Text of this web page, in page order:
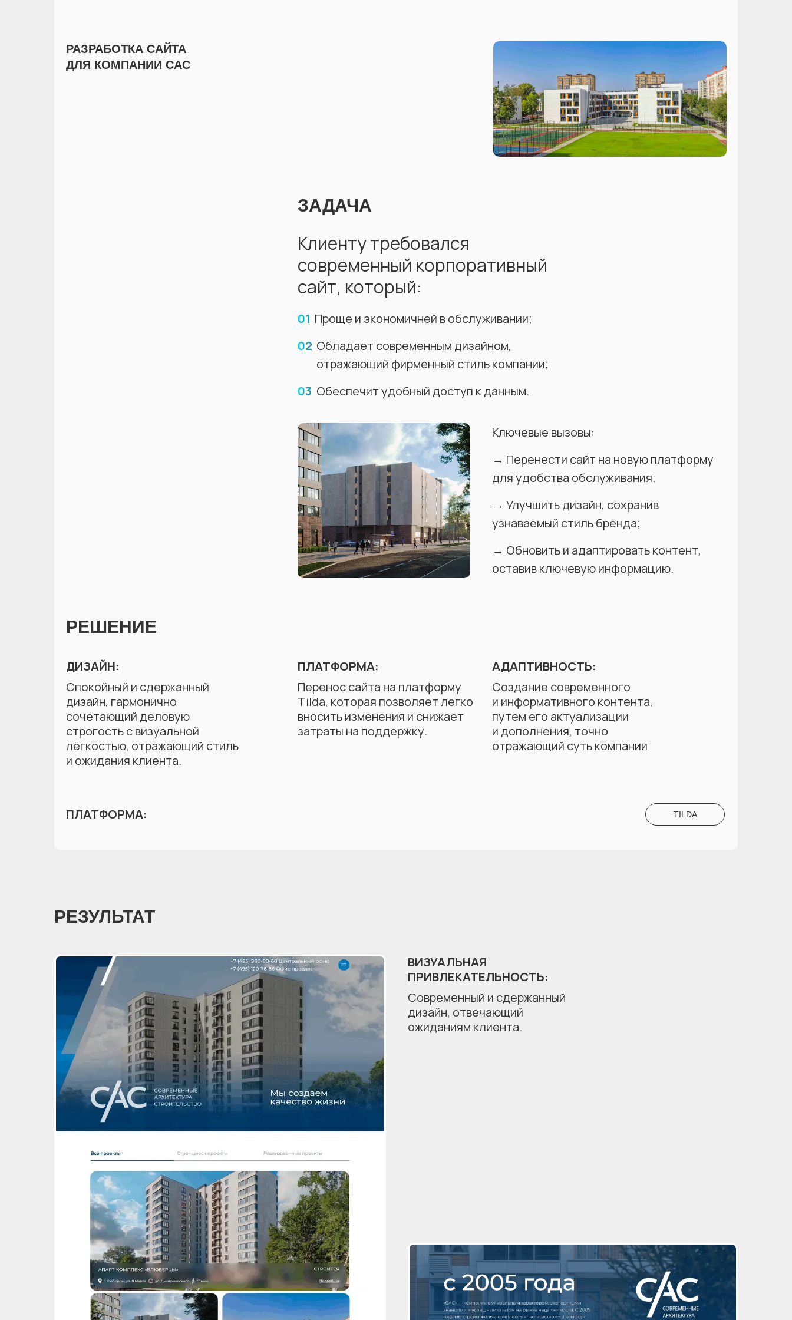
РАЗРАБОТКА САЙТА
ДЛЯ КОМПАНИИ САС
РЕШЕНИЕ
ЗАДАЧА
TILDA
→ Обновить и адаптировать контент,
оставив ключевую информацию.
→ Улучшить дизайн, сохранив
узнаваемый стиль бренда;
→ Перенести сайт на новую платформу
для удобства обслуживания;
Ключевые вызовы:
Обеспечит удобный доступ к данным.
03
Обладает современным дизайном,
отражающий фирменный стиль компании;
02
01 Проще и экономичней в обслуживании;
Создание современного
и информативного контента,
путем его актуализации
и дополнения, точно
отражающий суть компании
АДАПТИВНОСТЬ:
Перенос сайта на платформу
Tilda, которая позволяет легко
вносить изменения и снижает
затраты на поддержку.
ПЛАТФОРМА:
Спокойный и сдержанный
дизайн, гармонично
сочетающий деловую
строгость с визуальной
лёгкостью, отражающий стиль
и ожидания клиента.
ДИЗАЙН:
Клиенту требовался
современный корпоративный
сайт, который:
ПЛАТФОРМА:
РЕЗУЛЬТАТ
Современный и сдержанный
дизайн, отвечающий
ожиданиям клиента.
ВИЗУАЛЬНАЯ
ПРИВЛЕКАТЕЛЬНОСТЬ: